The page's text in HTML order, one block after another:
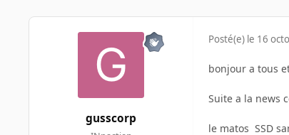
gusscorp
Posté(e) le 16
bonjour a tous
Suite a la news
le matos SSD